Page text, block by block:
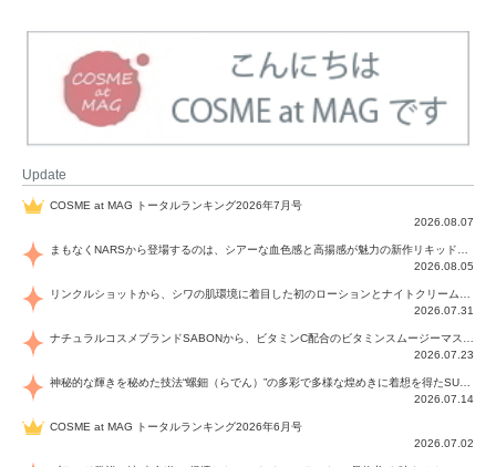
Update
COSME at MAG トータルランキング2026年7月号
2026.08.07
まもなくNARSから登場するのは、シアーな血色感と高揚感が魅力の新作リキッドブラッシュ「インセイシャブル リキッドブラッシュ」と、ゴールデンアワーに染まる空にインスピレーションを得た「アフターグロー リップシャイン」の新色！夏をハックして！
2026.08.05
リンクルショットから、シワの肌環境に着目した初のローションとナイトクリームが登場！デイリーケアで、シワ特有の肌環境を改善し、シワが目立たない肌へと導きます。
2026.07.31
ナチュラルコスメブランドSABONから、ビタミンC配合のビタミンスムージーマスク「ラディアンスマスク」と、ペパーミントにオーガニックハーブを凝縮したジェルの涼感トリートメント美容液「スカルプセラム リフレッシング」が登場！日々のデイリーケアで、過酷な猛暑で疲れた肌や頭皮をサポート、心地よくリフレッシュし、優しく肌を整えます。
2026.07.23
神秘的な輝きを秘めた技法“螺鈿（らでん）”の多彩で多様な煌めきに着想を得たSUQQUの2026 秋 カラーコレクションから登場するのは、艶然と輝くアイシャドウや偏光パールを配したフェイスカラー、繊細なパールの煌めくネイル、そしてそれらを際立てる“朧げな艶”を秘めた新リクイドリップ「ブラー リクイド リップ」。強さを秘めたまろやかな洗練の表情に。
2026.07.14
COSME at MAG トータルランキング2026年6月号
2026.07.02